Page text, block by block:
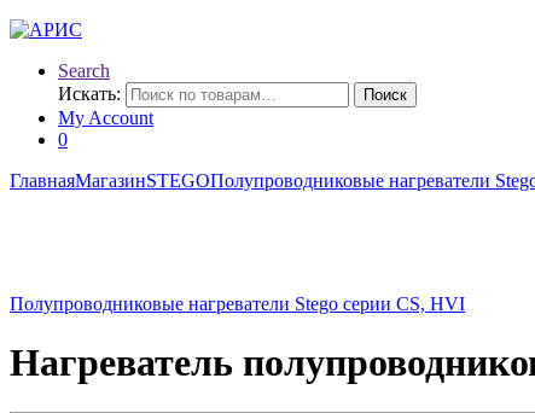
Search
Искать:
Поиск
My Account
0
ГлавнаяМагазинSTEGOПолупроводниковые нагреватели
Полупроводниковые нагреватели Stego серии CS, HVI
Нагреватель